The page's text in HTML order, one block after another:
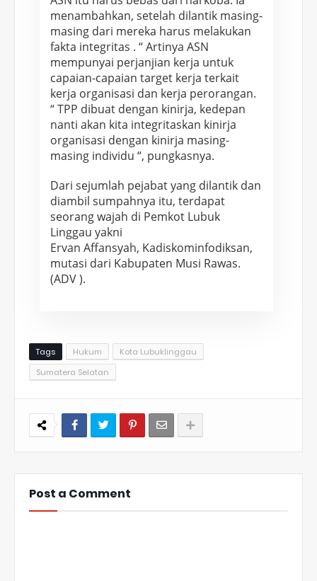
menambahkan, setelah dilantik masing-
masing dari mereka harus melakukan
fakta integritas . “ Artinya ASN
mempunyai perjanjian kerja untuk
capaian-capaian target kerja terkait
kerja organisasi dan kerja perorangan.
“ TPP dibuat dengan kinirja, kedepan
nanti akan kita integritaskan kinirja
organisasi dengan kinirja masing-
masing individu “, pungkasnya.
Dari sejumlah pejabat yang dilantik dan
diambil sumpahnya itu, terdapat
seorang wajah di Pemkot Lubuk
Linggau yakni
Ervan Affansyah, Kadiskominfodiksan,
mutasi dari Kabupaten Musi Rawas.
(ADV ).
Tags Hukum
Kota Lubuklinggau
Sumatera Selatan
Post a Comment